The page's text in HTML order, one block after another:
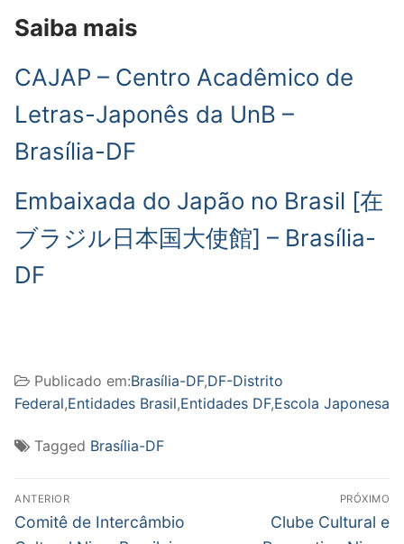
Saiba mais
CAJAP – Centro Acadêmico de
Letras-Japonês da UnB –
Brasília-DF
Embaixada do Japão no Brasil [在
ブラジル日本国大使館] – Brasília-
DF
Publicado em:Brasília-DF,DF-Distrito
Federal,Entidades Brasil,Entidades DF,Escola Japonesa
Tagged Brasília-DF
Navegação
de
ANTERIOR
Post
Comitê de Intercâmbio
PRÓXIMO
Próximo
Clube Cultural e